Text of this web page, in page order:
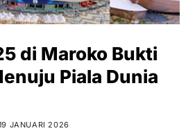
di Maroko Bukti
Piala Dunia
JANUARI 2026